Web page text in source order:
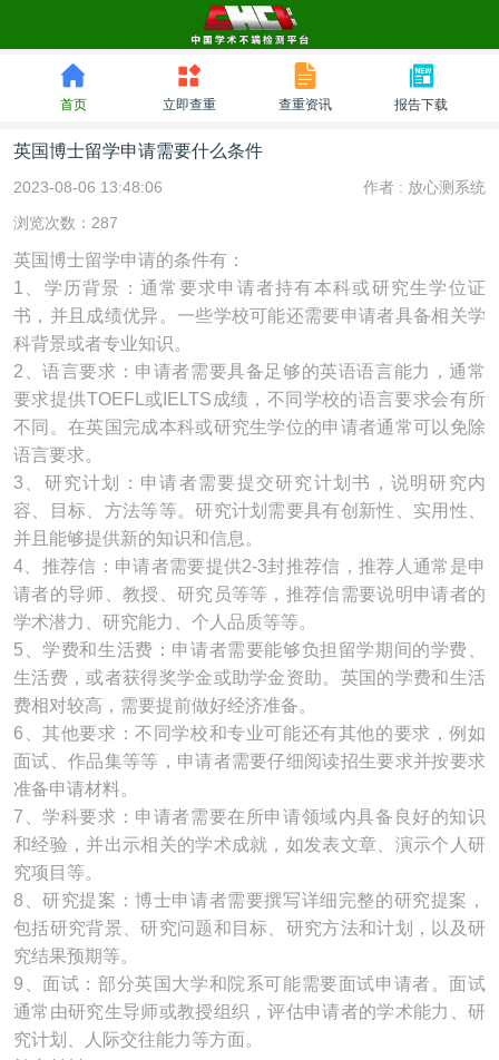
首页 立即查重 查重资讯 报告下载
英国博士留学申请需要什么条件
2023-08-06 13:48:06 作者 : 放心测系统
浏览次数：287
英国博士留学申请的条件有：
1、学历背景：通常要求申请者持有本科或研究生学位证
书，并且成绩优异。一些学校可能还需要申请者具备相关学
科背景或者专业知识。
2、语言要求：申请者需要具备足够的英语语言能力，通常
要求提供TOEFL或IELTS成绩，不同学校的语言要求会有所
不同。在英国完成本科或研究生学位的申请者通常可以免除
语言要求。
3、研究计划：申请者需要提交研究计划书，说明研究内
容、目标、方法等等。研究计划需要具有创新性、实用性、
并且能够提供新的知识和信息。
4、推荐信：申请者需要提供2-3封推荐信，推荐人通常是申
请者的导师、教授、研究员等等，推荐信需要说明申请者的
学术潜力、研究能力、个人品质等等。
5、学费和生活费：申请者需要能够负担留学期间的学费、
生活费，或者获得奖学金或助学金资助。英国的学费和生活
费相对较高，需要提前做好经济准备。
6、其他要求：不同学校和专业可能还有其他的要求，例如
面试、作品集等等，申请者需要仔细阅读招生要求并按要求
准备申请材料。
7、学科要求：申请者需要在所申请领域内具备良好的知识
和经验，并出示相关的学术成就，如发表文章、演示个人研
究项目等。
8、研究提案：博士申请者需要撰写详细完整的研究提案，
包括研究背景、研究问题和目标、研究方法和计划，以及研
究结果预期等。
9、面试：部分英国大学和院系可能需要面试申请者。面试
通常由研究生导师或教授组织，评估申请者的学术能力、研
究计划、人际交往能力等方面。